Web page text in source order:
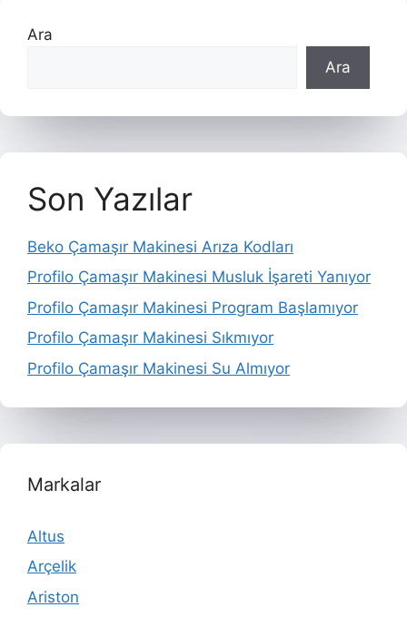
Ara
Ara
Son Yazılar
Beko Çamaşır Makinesi Arıza Kodları
Profilo Çamaşır Makinesi Musluk İşareti Yanıyor
Profilo Çamaşır Makinesi Program Başlamıyor
Profilo Çamaşır Makinesi Sıkmıyor
Profilo Çamaşır Makinesi Su Almıyor
Markalar
Altus
Arçelik
Ariston